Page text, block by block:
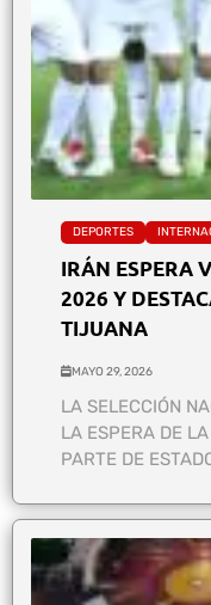
DEPORTES
IRÁN ESPERA
2026 Y
TIJUANA
MAYO 29, 2026
LA SELECCIÓN
LA ESPERA DE
PARTE DE